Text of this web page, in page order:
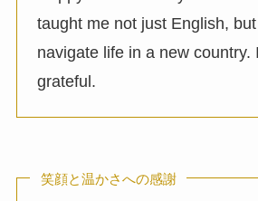
taught me not just English,
navigate life in a new country.
grateful.
笑顔と温かさへの感謝